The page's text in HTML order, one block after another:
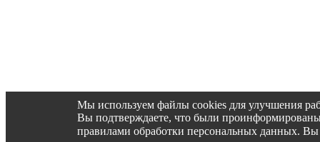
Мы используем файлы cookies для улучшения
Вы подтверждаете, что были
правилами обработки персональных данных.